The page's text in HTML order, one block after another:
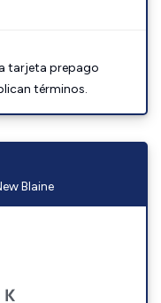
tarjeta prepago
términos.
Blaine